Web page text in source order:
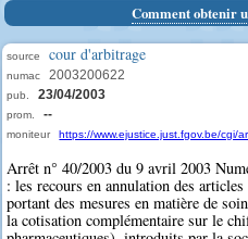
Comment obtenir
source cour d'arbitrage
numac 2003200622
pub. 23/04/2003
prom. --
moniteur https://www.ejustice.just.fgov.be/cgi/
Arrêt n° 40/2003 du 9 avril 2003
: les recours en annulation des
portant des mesures en matière de
la cotisation complémentaire sur le